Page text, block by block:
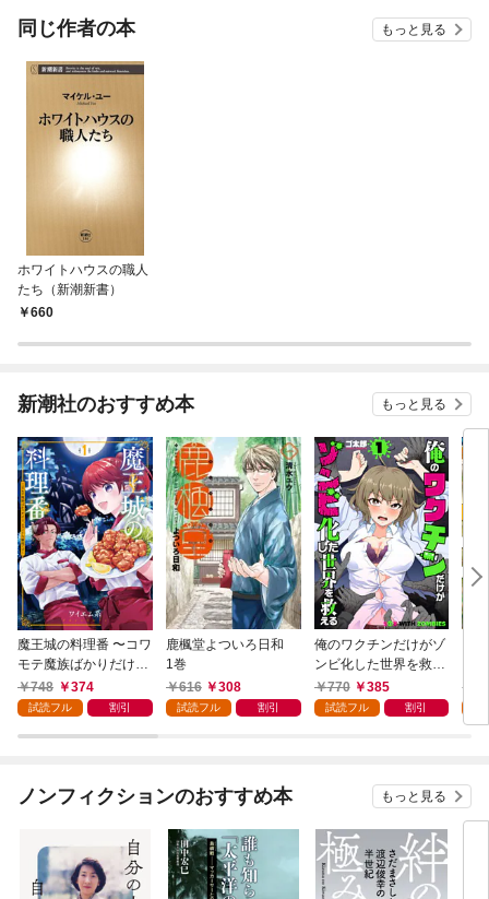
同じ作者の本 もっと見る
ホワイトハウスの職人
たち（新潮新書）
660
新潮社のおすすめ本 もっと見る
魔王城の料理番 〜コワ
モテ魔族ばかりだけ
ど、ホワイトな職場で
す〜 1巻
748 374
試読フル 割引
鹿楓堂よついろ日和
1巻
616
308
試読フル 割引
俺のワクチンだけがゾ
ンビ化した世界を救え
る 1巻
770 385
試読フル 割引
ノンフィクションのおすすめ本 もっと見る